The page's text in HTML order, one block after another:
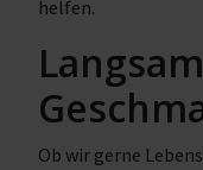
helfen.
Ob wir gerne